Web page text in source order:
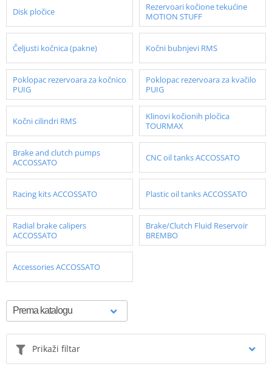
Disk pločice
Rezervoari kočione tekućine
MOTION STUFF
Čeljusti kočnica (pakne) Kočni bubnjevi RMS
Poklopac rezervoara za kočnico
PUIG
Poklopac rezervoara za kvačilo
PUIG
Kočni cilindri RMS
Klinovi kočionih pločica
TOURMAX
Brake and clutch pumps
ACCOSSATO
CNC oil tanks ACCOSSATO
Racing kits ACCOSSATO Plastic oil tanks ACCOSSATO
Radial brake calipers
ACCOSSATO
Brake/Clutch Fluid Reservoir
BREMBO
Accessories ACCOSSATO
Prikaži filtar